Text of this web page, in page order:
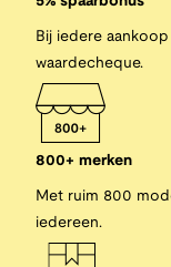
Bij iedere
waardecheque.
800+ merken
Met ruim 800
iedereen.